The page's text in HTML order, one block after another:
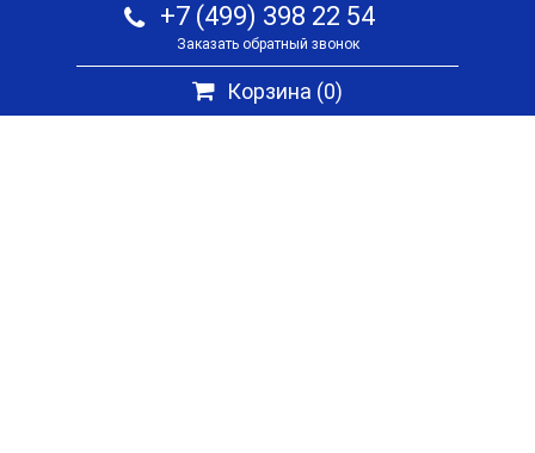
+7 (499) 398 22 54
Заказать обратный звонок
Корзина (0)